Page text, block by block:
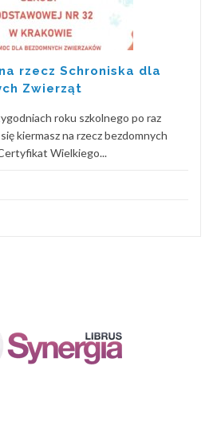
rzecz Schroniska dla
Zwierząt
roku szkolnego po raz
kiermasz na rzecz bezdomnych
Wielkiego...